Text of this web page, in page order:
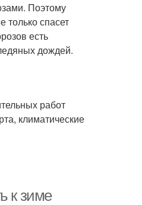
Поэтому
только спасет
есть
дождей.
работ
климатические
к зиме